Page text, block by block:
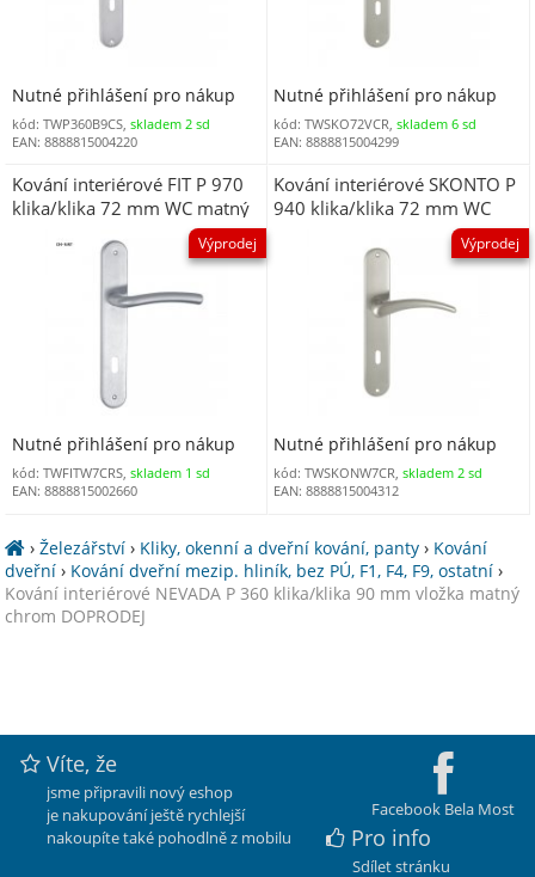
Nutné přihlášení pro nákup
kód: TWP360B9CS, skladem 2 sd
EAN: 8888815004220
Nutné přihlášení pro nákup
kód: TWSKO72VCR,skladem 6 sd
EAN: 8888815004299
Kování interiérové FIT P 970
klika/klika 72 mm WC matný
Výprodej
Nutné přihlášení pro nákup
kód: TWFITW7CRS, skladem 1 sd
EAN: 8888815002660
Kování interiérové SKONTO P
940 klika/klika 72 mm WC
Výprodej
Nutné přihlášení pro nákup
kód: TWSKONW7CR,skladem 2 sd
EAN: 8888815004312
›Železářství › Kliky, okenní a dveřní kování, panty › Kování
dveřní › Kování dveřní mezip. hliník, bez PÚ, F1, F4, F9, ostatní ›
Kování interiérové NEVADA P 360 klika/klika 90 mm vložka matný
chrom DOPRODEJ
Facebook Bela Most
Víte, že
jsme připravili nový eshop
je nakupování ještě rychlejší
nakoupíte také pohodlně z mobilu
Pro info
Sdílet stránku